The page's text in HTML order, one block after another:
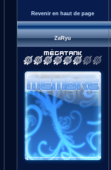
Revenir en haut de page
ZaRyu